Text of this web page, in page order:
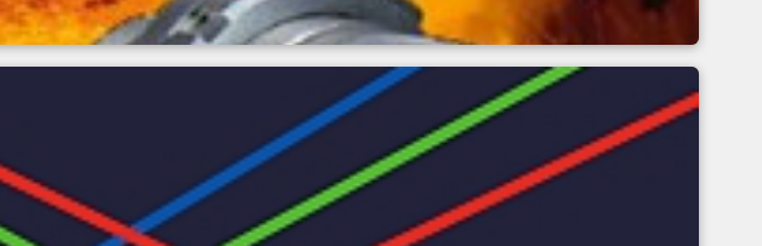
por infrarrojos